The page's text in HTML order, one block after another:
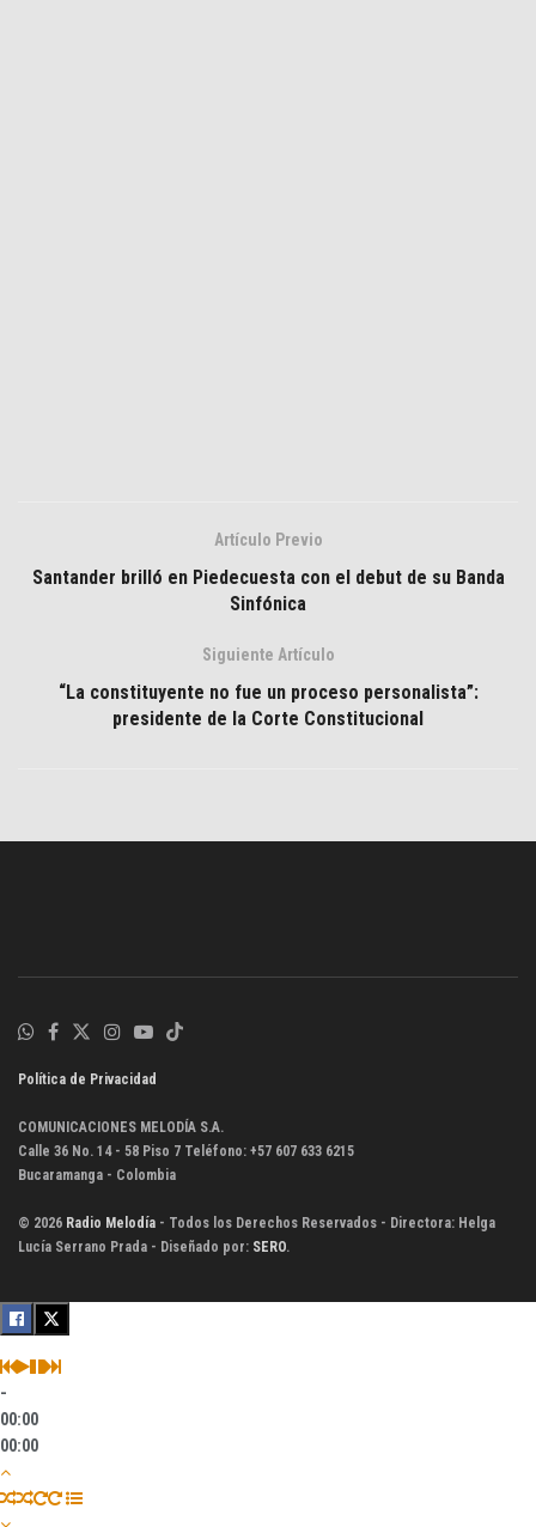
Artículo Previo
Santander brilló en Piedecuesta con el debut de su Banda
Sinfónica
Siguiente Artículo
“La constituyente no fue un proceso personalista”:
presidente de la Corte Constitucional
Política de Privacidad
COMUNICACIONES MELODÍA S.A.
Calle 36 No. 14 - 58 Piso 7 Teléfono: +57 607 633 6215
Bucaramanga - Colombia
© 2026 Radio Melodía - Todos los Derechos Reservados - Directora: Helga
Lucía Serrano Prada - Diseñado por: SERO.
-
00:00
00:00